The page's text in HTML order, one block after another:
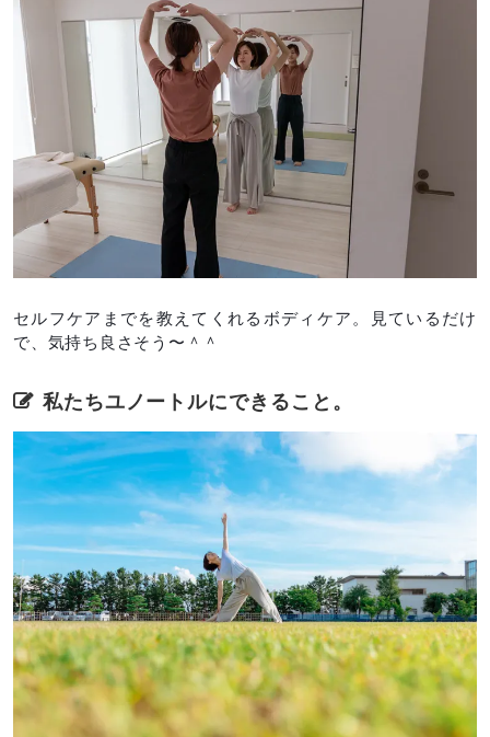
セルフケアまでを教えてくれるボディケア。見ているだけ
で、気持ち良さそう〜＾＾
私たちユノートルにできること。